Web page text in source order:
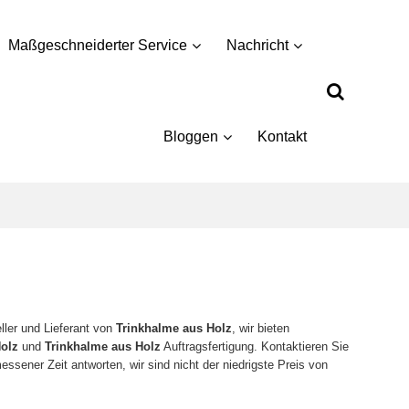
Maßgeschneiderter Service Nachricht
Bloggen Kontakt
und Lieferant vonTrinkhalme aus Holz , wir bieten
undTrinkhalme aus Holz Auftragsfertigung. Kontaktieren Sie
Zeit antworten, wir sind nicht der niedrigste Preis von